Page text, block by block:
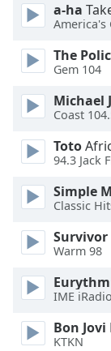
Fullscreen
This
window.
Beginning
window.
Escape
cancel
close
window.
a-ha
America's
The
Gem 104
Michael
Coast
Toto
94.3 Jack
Simple
Classic
Survivor
Warm 98
IME iRadio
Bon Jovi
KTKN